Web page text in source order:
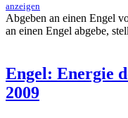
anzeigen
Abgeben an einen Engel
an einen Engel abgebe,
Engel: Energie
2009